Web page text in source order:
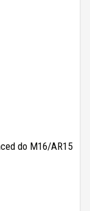
do M16/AR15